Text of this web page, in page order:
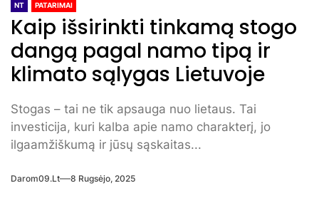
NT PATARIMAI
Kaip išsirinkti tinkamą stogo
dangą pagal namo tipą ir
klimato sąlygas Lietuvoje
Stogas – tai ne tik apsauga nuo lietaus. Tai
investicija, kuri kalba apie namo charakterį, jo
ilgaamžiškumą ir jūsų sąskaitas...
Darom09.lt 8 Rugsėjo, 2025